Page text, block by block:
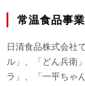
常温食品事業
日清食品株式会社
ル」、「どん兵衛
ラ」、「一平ちゃ